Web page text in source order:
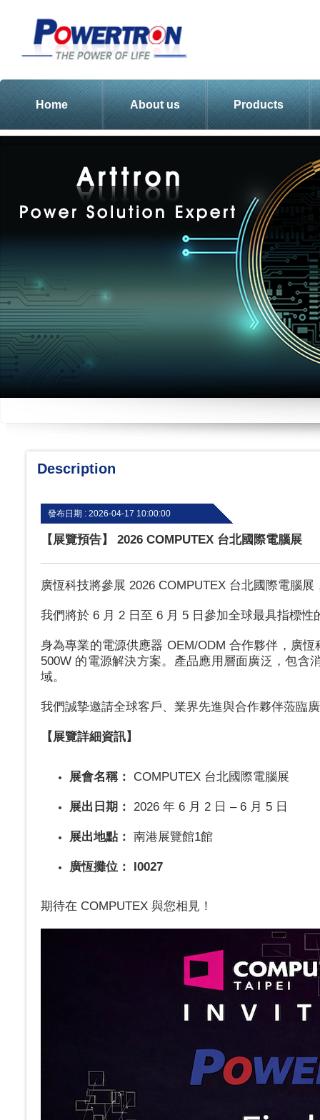
Home About us Products
Description
發布日期 : 2026-04-17 10:00:00
【展覽預告】 2026 COMPUTEX 台北國際電腦展
廣恆科技將參展 2026 COMPUTEX 台北國際電腦
我們將於 6 月 2 日至 6 月 5 日參加全球最具指標
身為專業的電源供應器 OEM/ODM 合作夥伴，廣
500W 的電源解決方案。產品應用層面廣泛，包含
域。
我們誠摯邀請全球客戶、業界先進與合作夥伴蒞臨
【展覽詳細資訊】
展會名稱： COMPUTEX 台北國際電腦展
展出日期： 2026 年 6 月 2 日 – 6 月 5 日
展出地點： 南港展覽館1館
廣恆攤位： I0027
期待在 COMPUTEX 與您相見！